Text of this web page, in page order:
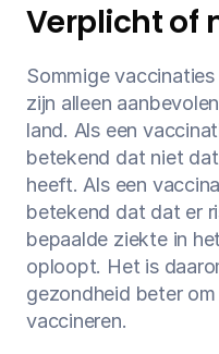
Verplicht of
Sommige
zijn alleen
land. Als een
betekend dat niet
heeft. Als een
betekend dat dat er
bepaalde ziekte in
oploopt. Het is
gezondheid beter
vaccineren.
Nieuws